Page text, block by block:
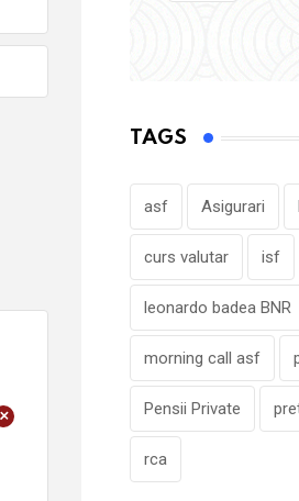
TAGS
asf Asigurari
curs valutar isf
leonardo badea BNR
morning call asf
Pensii Private
rca